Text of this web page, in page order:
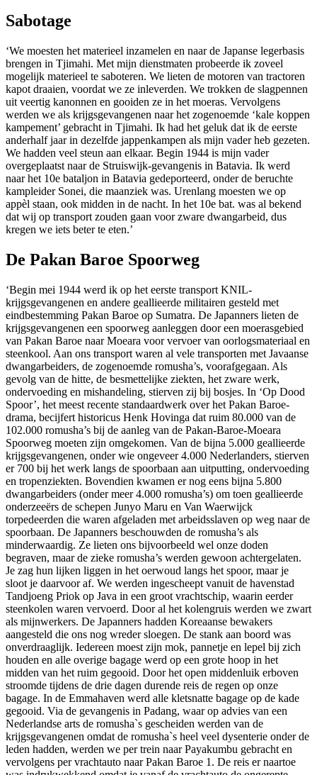
Sabotage
‘We moesten het materieel inzamelen en naar de Japanse legerbasis
brengen in Tjimahi. Met mijn dienstmaten probeerde ik zoveel
mogelijk materieel te saboteren. We lieten de motoren van tractoren
kapot draaien, voordat we ze inleverden. We trokken de slagpennen
uit veertig kanonnen en gooiden ze in het moeras. Vervolgens
werden we als krijgsgevangenen naar het zogenoemde ‘kale koppen
kampement’ gebracht in Tjimahi. Ik had het geluk dat ik de eerste
anderhalf jaar in dezelfde jappenkampen als mijn vader heb gezeten.
We hadden veel steun aan elkaar. Begin 1944 is mijn vader
overgeplaatst naar de Struiswijk-gevangenis in Batavia. Ik werd
naar het 10e bataljon in Batavia gedeporteerd, onder de beruchte
kampleider Sonei, die maanziek was. Urenlang moesten we op
appèl staan, ook midden in de nacht. In het 10e bat. was al bekend
dat wij op transport zouden gaan voor zware dwangarbeid, dus
kregen we iets beter te eten.’
De Pakan Baroe Spoorweg
‘Begin mei 1944 werd ik op het eerste transport KNIL-
krijgsgevangenen en andere geallieerde militairen gesteld met
eindbestemming Pakan Baroe op Sumatra. De Japanners lieten de
krijgsgevangenen een spoorweg aanleggen door een moerasgebied
van Pakan Baroe naar Moeara voor vervoer van oorlogsmateriaal en
steenkool. Aan ons transport waren al vele transporten met Javaanse
dwangarbeiders, de zogenoemde romusha’s, voorafgegaan. Als
gevolg van de hitte, de besmettelijke ziekten, het zware werk,
ondervoeding en mishandeling, stierven zij bij bosjes. In ‘Op Dood
Spoor’, het meest recente standaardwerk over het Pakan Baroe-
drama, becijfert historicus Henk Hovinga dat ruim 80.000 van de
102.000 romusha’s bij de aanleg van de Pakan-Baroe-Moeara
Spoorweg moeten zijn omgekomen. Van de bijna 5.000 geallieerde
krijgsgevangenen, onder wie ongeveer 4.000 Nederlanders, stierven
er 700 bij het werk langs de spoorbaan aan uitputting, ondervoeding
en tropenziekten. Bovendien kwamen er nog eens bijna 5.800
dwangarbeiders (onder meer 4.000 romusha’s) om toen geallieerde
onderzeeërs de schepen Junyo Maru en Van Waerwijck
torpedeerden die waren afgeladen met arbeidsslaven op weg naar de
spoorbaan. De Japanners beschouwden de romusha’s als
minderwaardig. Ze lieten ons bijvoorbeeld wel onze doden
begraven, maar de zieke romusha’s werden gewoon achtergelaten.
Je zag hun lijken liggen in het oerwoud langs het spoor, maar je
sloot je daarvoor af. We werden ingescheept vanuit de havenstad
Tandjoeng Priok op Java in een groot vrachtschip, waarin eerder
steenkolen waren vervoerd. Door al het kolengruis werden we zwart
als mijnwerkers. De Japanners hadden Koreaanse bewakers
aangesteld die ons nog wreder sloegen. De stank aan boord was
onverdraaglijk. Iedereen moest zijn mok, pannetje en lepel bij zich
houden en alle overige bagage werd op een grote hoop in het
midden van het ruim gegooid. Door het open middenluik erboven
stroomde tijdens de drie dagen durende reis de regen op onze
bagage. In de Emmahaven werd alle kletsnatte bagage op de kade
gegooid. Via de gevangenis in Padang, waar op advies van een
Nederlandse arts de romusha`s gescheiden werden van de
krijgsgevangenen omdat de romusha`s heel veel dysenterie onder de
leden hadden, werden we per trein naar Payakumbu gebracht en
vervolgens per vrachtauto naar Pakan Baroe 1. De reis er naartoe